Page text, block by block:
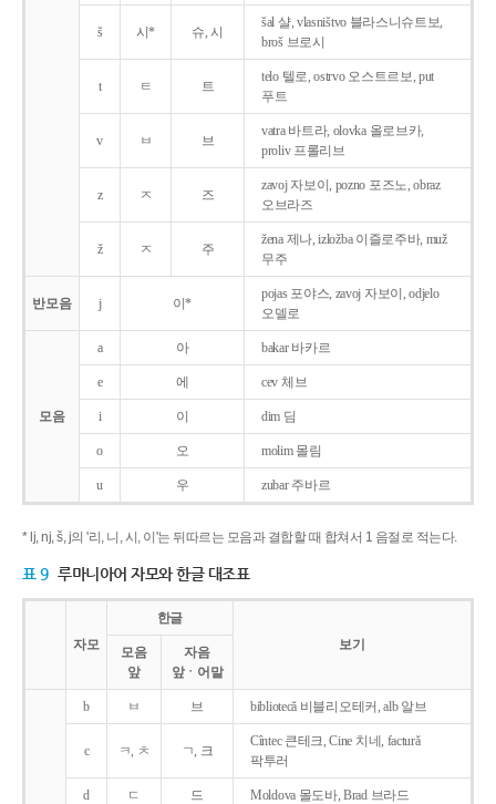
š 시* 슈, 시
šal 샬, vlasništvo 블라스니슈트보,
broš 브로시
t ㅌ 트
telo 텔로, ostrvo 오스트르보, put
푸트
v ㅂ 브
vatra 바트라, olovka 올로브카,
proliv 프롤리브
z ㅈ 즈
zavoj 자보이, pozno 포즈노, obraz
오브라즈
ž ㅈ 주
žena 제나, izložba 이즐로주바, muž
무주
반모음 j 이*
pojas 포야스, zavoj 자보이, odjelo
오델로
모음
a 아 bakar 바카르
e 에 cev 체브
i 이 dim 딤
o 오 molim 몰림
u 우 zubar 주바르
* lj, nj, š, j의 '리, 니, 시, 이'는 뒤따르는 모음과 결합할 때 합쳐서 1 음절로 적는다.
표 9 루마니아어 자모와 한글 대조표
자모
한글
보기
모음
앞
자음
앞ㆍ어말
b ㅂ 브 bibliotecǎ 비블리오테커, alb 알브
c ㅋ, ㅊ ㄱ, 크
Cîntec 큰테크, Cine 치네, facturǎ
팍투러
d ㄷ 드 Moldova 몰도바, Brad 브라드